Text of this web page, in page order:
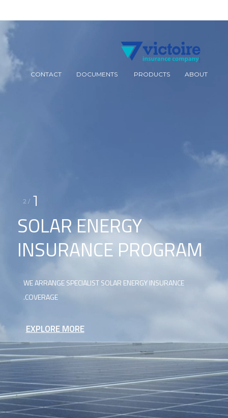
ABOUT
PRODUCTS
DOCUMENTS
CONTACT
EXPLORE MORE
1
/ 2
SOLAR ENERGY
INSURANCE PROGRAM
WE ARRANGE SPECIALIST SOLAR ENERGY INSURANCE
COVERAGE.
Menu